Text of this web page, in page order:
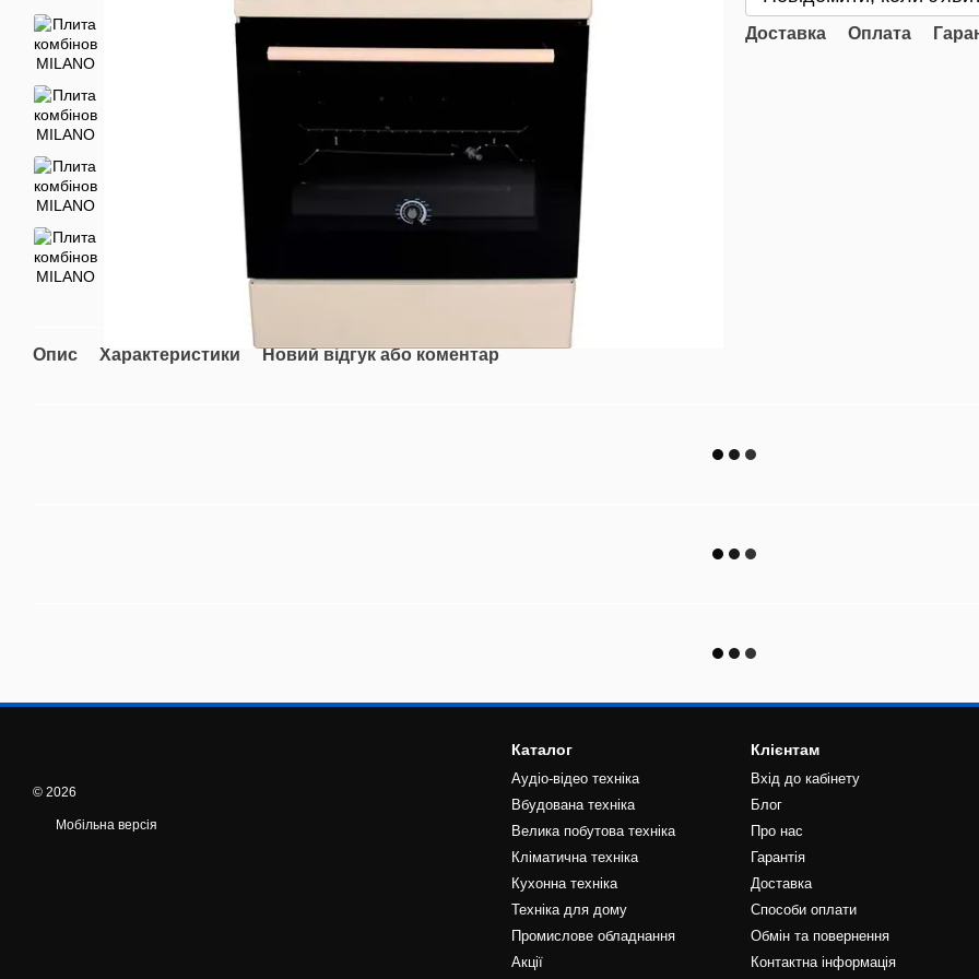
Опис Характеристики Новий відгук або коментар
Доставка Оплата
© 2026
Мобільна версія
Каталог
Аудіо-відео техніка
Вбудована техніка
Велика побутова техніка
Кліматична техніка
Кухонна техніка
Техніка для дому
Промислове обладнання
Акції
Клієнтам
Вхід до кабінету
Блог
Про нас
Гарантія
Доставка
Способи оплати
Обмін та повернення
Контактна інформація